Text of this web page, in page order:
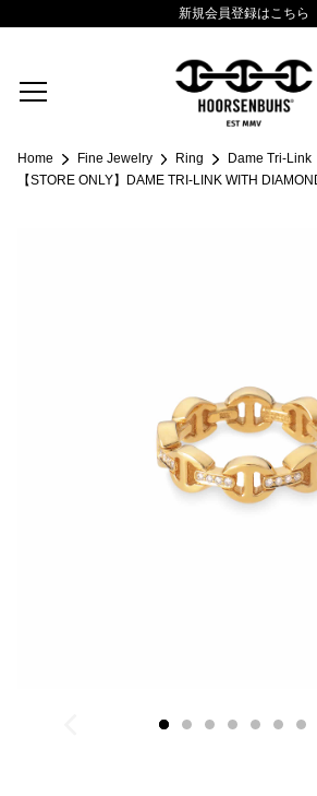
.925 Sterling
新規会員登録はこちら
Home Fine Jewelry Ring
Dame Tri-Link
【STORE ONLY】DAME TRI-LINK WITH